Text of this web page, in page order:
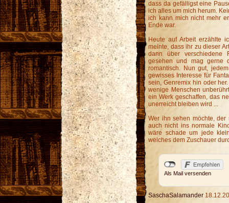
dass da gefälligst eine
ich alles um mich herum.
ich kann mich nicht mehr
Ende war.
Heute auf Arbeit erzählte
meinte, dass ihr zu dieser
dann über verschiedene
gesehen und mag gerne
romantisch. Nun gut,
gewisses Interesse für
sein, Genremix hin oder
wenige Menschen
ein Werk geschaffen, das
unerreicht bleiben wird ...
Wer ihn sehen möchte,
auch nicht ins normale
wäre schade um jede
welches dem Zuschauer
Als Mail versenden
SaschaSalamander